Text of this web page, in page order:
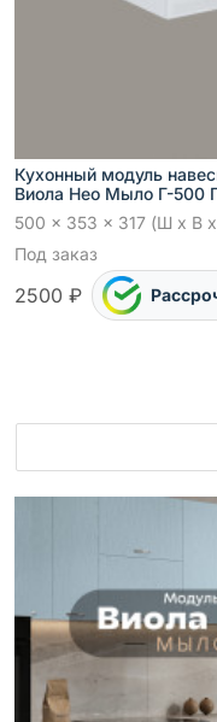
Кухонный модуль
Виола Нео Мыло Г-500
500 x 353 x 317 (Ш x В
Под заказ
2500 ₽